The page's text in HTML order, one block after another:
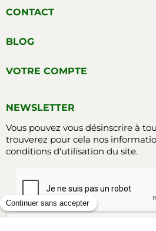
CONTACT
BLOG
VOTRE COMPTE
NEWSLETTER
Vous pouvez vous désinscrire à
trouverez pour cela nos
conditions d'utilisation du site.